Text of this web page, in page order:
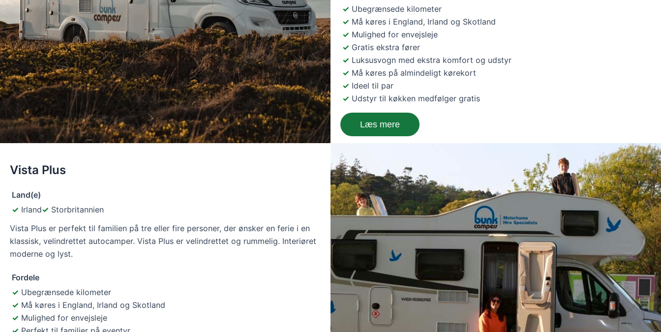
Ubegrænsede kilometer
Må køres i England, Irland og Skotland
Mulighed for envejsleje
Gratis ekstra fører
Luksusvogn med ekstra komfort og udstyr
Må køres på almindeligt kørekort
Ideel til par
Udstyr til køkken medfølger gratis
Læs mere
Vista Plus
Land(e)
Irland
Storbritannien
Vista Plus er perfekt til familien på tre eller fire personer, der ønsker en ferie i en
klassisk, velindrettet autocamper. Vista Plus er velindrettet og rummelig. Interiøret
moderne og lyst.
Fordele
Ubegrænsede kilometer
Må køres i England, Irland og Skotland
Mulighed for envejsleje